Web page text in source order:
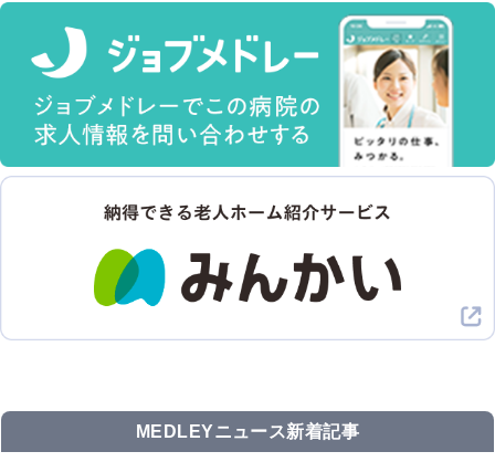
MEDLEYニュース新着記事